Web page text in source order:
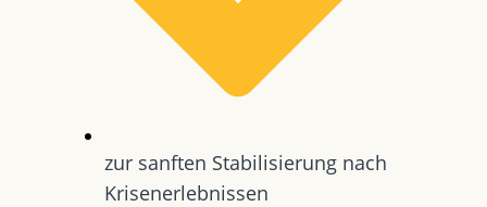
zur sanften Stabilisierung nach
Krisenerlebnissen